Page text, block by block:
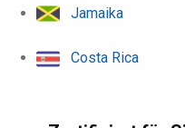
Jamaika
Costa Rica